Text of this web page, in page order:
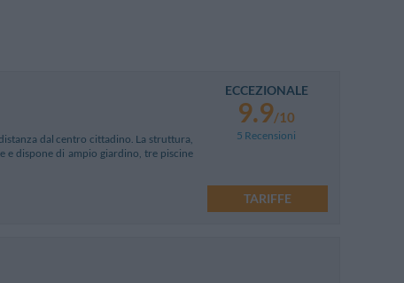
dal centro cittadino. La struttura,
e dispone di ampio giardino, tre piscine
ECCEZIONALE
9.9/10
5 Recensioni
TARIFFE